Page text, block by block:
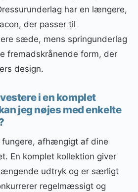
har en længere,
der passer til
sæde, mens springunderlag
fremadskrånende form, der
design.
i en komplet
jeg nøjes med enkelte
fungere, afhængigt af dine
En komplet kollektion giver
udtryk og er særligt
regelmæssigt og